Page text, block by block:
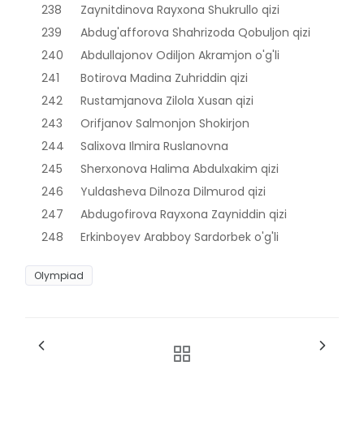
238
Zaynitdinova Rayxona Shukrullo qizi
239
Abdug'afforova Shahrizoda Qobuljon qizi
240
Abdullajonov Odiljon Akramjon o'g'li
241
Botirova Madina Zuhriddin qizi
242
Rustamjanova Zilola Xusan qizi
243
Orifjanov Salmonjon Shokirjon
244
Salixova Ilmira Ruslanovna
245
Sherxonova Halima Abdulxakim qizi
246
Yuldasheva Dilnoza Dilmurod qizi
247
Abdugofirova Rayxona Zayniddin qizi
248
Erkinboyev Arabboy Sardorbek o'g'li
Olympiad